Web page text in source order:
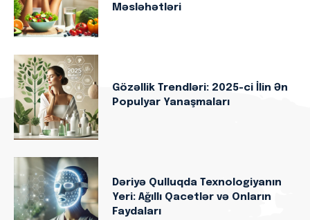
Məsləhətləri
Gözəllik Trendləri: 2025-ci İlin Ən
Populyar Yanaşmaları
Dəriyə Qulluqda Texnologiyanın
Yeri: Ağıllı Qacetlər və Onların
Faydaları